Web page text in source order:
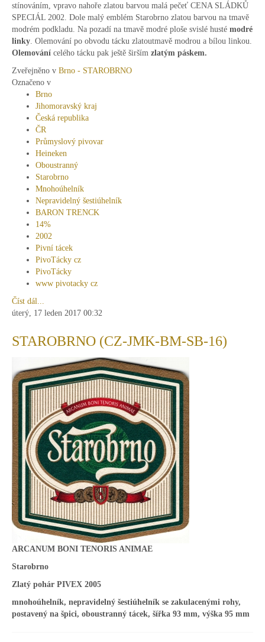
stínováním, vpravo nahoře zlatou barvou malá pečeť CENA SLÁDKŮ
SPECIÁL 2002. Dole malý emblém Starobrno zlatou barvou na tmavě
modrém podkladu. Na pozadí na tmavě modré ploše svislé husté modré
linky . Olemování po obvodu tácku zlatoutmavě modrou a bílou linkou.
Olemování celého tácku pak ještě širším zlatým páskem.
Zveřejněno v Brno - STAROBRNO
Označeno v
Brno
Jihomoravský kraj
Česká republika
ČR
Průmyslový pivovar
Heineken
Oboustranný
Starobrno
Mnohoúhelník
Nepravidelný šestiúhelník
BARON TRENCK
14%
2002
Pivní tácek
PivoTácky cz
PivoTácky
www pivotacky cz
Číst dál...
úterý, 17 leden 2017 00:32
STAROBRNO (CZ-JMK-BM-SB-16)
ARCANUM BONI TENORIS ANIMAE
Starobrno
Zlatý pohár PIVEX 2005
mnohoúhelník, nepravidelný šestiúhelník se zakulacenými rohy,
postavený na špici, oboustranný tácek, šířka 93 mm, výška 95 mm